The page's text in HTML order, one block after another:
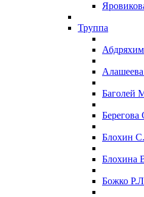
Труппа
Баголей
Блохин
Блохина
Божко